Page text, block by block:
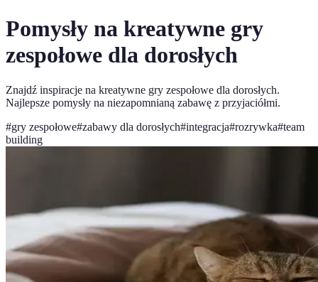
Pomysły na kreatywne gry
zespołowe dla dorosłych
Znajdź inspiracje na kreatywne gry zespołowe dla dorosłych.
Najlepsze pomysły na niezapomnianą zabawę z przyjaciółmi.
#gry zespołowe#zabawy dla dorosłych#integracja#rozrywka#team
building